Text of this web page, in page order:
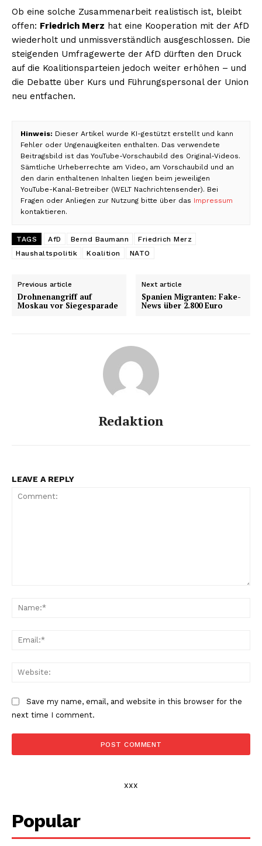
Ob eine solche Zusammenarbeit realistisch ist, bleibt
offen: Friedrich Merz hat eine Kooperation mit der AfD
wiederholt und unmissverständlich ausgeschlossen. Die
steigenden Umfragewerte der AfD dürften den Druck
auf die Koalitionsparteien jedoch weiter erhöhen – und
die Debatte über Kurs und Führungspersonal der Union
neu entfachen.
Hinweis: Dieser Artikel wurde KI-gestützt erstellt und kann
Fehler oder Ungenauigkeiten enthalten. Das verwendete
Beitragsbild ist das YouTube-Vorschaubild des Original-Videos.
Sämtliche Urheberrechte am Video, am Vorschaubild und an
den darin enthaltenen Inhalten liegen beim jeweiligen
YouTube-Kanal-Betreiber (WELT Nachrichtensender). Bei
Fragen oder Anliegen zur Nutzung bitte über das Impressum
kontaktieren.
TAGS AfD Bernd Baumann
Friedrich Merz
Haushaltspolitik
Koalition NATO
Previous article
Drohnenangriff auf
Moskau vor Siegesparade
Next article
Spanien Migranten: Fake-
News über 2.800 Euro
Redaktion
LEAVE A REPLY
Save my name, email, and website in this browser for the
next time I comment.
xxx
Popular